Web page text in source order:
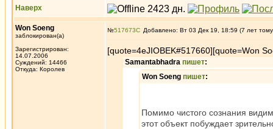
Наверх
Won Soeng
заблокирован(а)
Зарегистрирован:
14.07.2006
Суждений: 14466
Откуда: Королев
№517673 Добавлено: Вт 03 Дек 19, 18:59 (7 лет
[quote=4eJIOBEK#517660][quote=Won
Samantabhadra пишет:
Won Soeng пишет:
Помимо чистого сознания
этот объект побуждает